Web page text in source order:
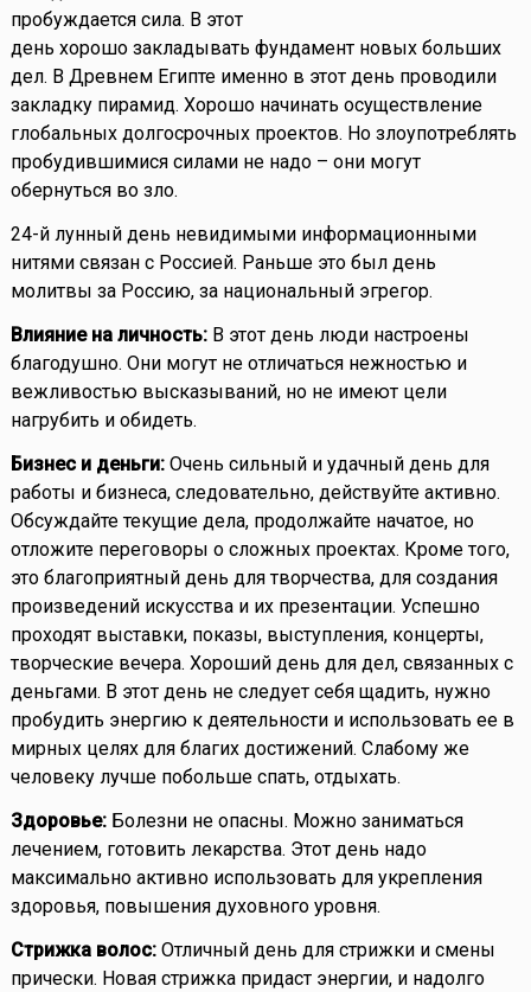
пробуждается сила. В этот
день хорошо закладывать фундамент новых больших
дел. В Древнем Египте именно в этот день проводили
закладку пирамид. Хорошо начинать осуществление
глобальных долгосрочных проектов. Но злоупотреблять
пробудившимися силами не надо – они могут
обернуться во зло.
24-й лунный день невидимыми информационными
нитями связан с Россией. Раньше это был день
молитвы за Россию, за национальный эгрегор.
Влияние на личность:В этот день люди настроены
благодушно. Они могут не отличаться нежностью и
вежливостью высказываний, но не имеют цели
нагрубить и обидеть.
Бизнес и деньги:Очень сильный и удачный день для
работы и бизнеса, следовательно, действуйте активно.
Обсуждайте текущие дела, продолжайте начатое, но
отложите переговоры о сложных проектах. Кроме того,
это благоприятный день для творчества, для создания
произведений искусства и их презентации. Успешно
проходят выставки, показы, выступления, концерты,
творческие вечера. Хороший день для дел, связанных с
деньгами. В этот день не следует себя щадить, нужно
пробудить энергию к деятельности и использовать ее в
мирных целях для благих достижений. Слабому же
человеку лучше побольше спать, отдыхать.
Здоровье:Болезни не опасны. Можно заниматься
лечением, готовить лекарства. Этот день надо
максимально активно использовать для укрепления
здоровья, повышения духовного уровня.
Стрижка волос:Отличный день для стрижки и смены
прически. Новая стрижка придаст энергии, и надолго